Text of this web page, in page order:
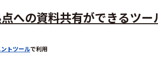
への資料共有ができるツー
トツールで利用